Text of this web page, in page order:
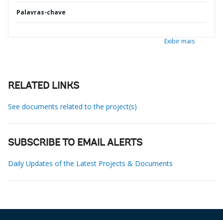
Palavras-chave
Exibir mais
RELATED LINKS
See documents related to the project(s)
SUBSCRIBE TO EMAIL ALERTS
Daily Updates of the Latest Projects & Documents